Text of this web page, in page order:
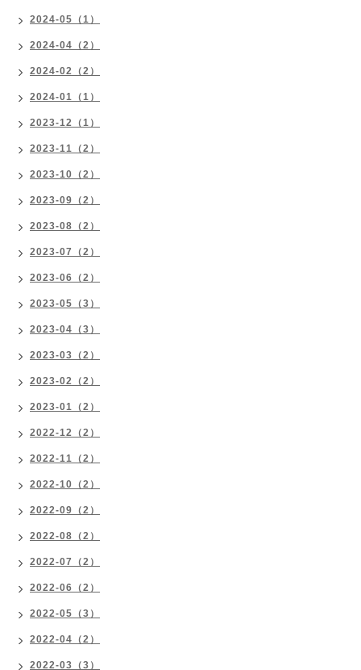
2024-05（1）
2024-04（2）
2024-02（2）
2024-01（1）
2023-12（1）
2023-11（2）
2023-10（2）
2023-09（2）
2023-08（2）
2023-07（2）
2023-06（2）
2023-05（3）
2023-04（3）
2023-03（2）
2023-02（2）
2023-01（2）
2022-12（2）
2022-11（2）
2022-10（2）
2022-09（2）
2022-08（2）
2022-07（2）
2022-06（2）
2022-05（3）
2022-04（2）
2022-03（3）